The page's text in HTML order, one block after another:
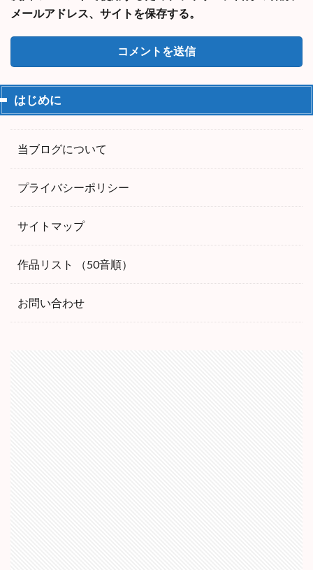
メールアドレス、サイトを保存する。
はじめに
当ブログについて
プライバシーポリシー
サイトマップ
作品リスト （50音順）
お問い合わせ